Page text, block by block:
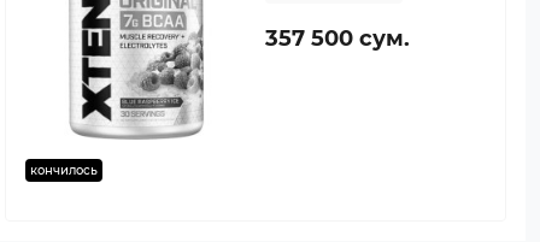
кончилось
357 500 сум.